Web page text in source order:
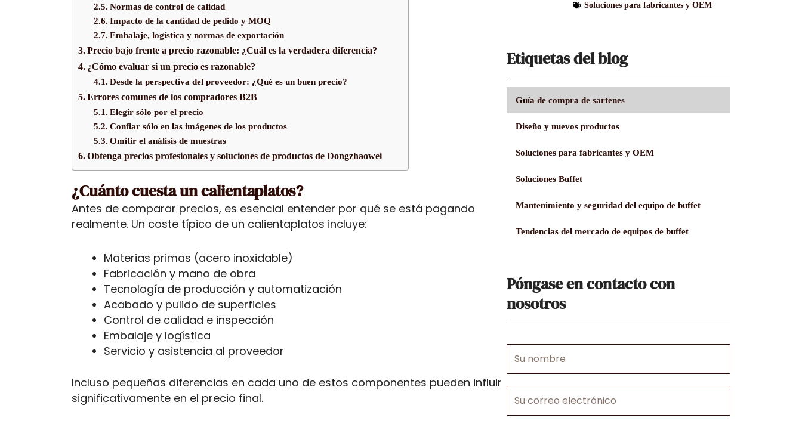
Normas de control de calidad
Impacto de la cantidad de pedido y MOQ
Embalaje, logística y normas de exportación
Precio bajo frente a precio razonable: ¿Cuál es la verdadera diferencia?
¿Cómo evaluar si un precio es razonable?
Desde la perspectiva del proveedor: ¿Qué es un buen precio?
Errores comunes de los compradores B2B
Elegir sólo por el precio
Confiar sólo en las imágenes de los productos
Omitir el análisis de muestras
Obtenga precios profesionales y soluciones de productos de Dongzhaowei
¿Cuánto cuesta un calientaplatos?
Antes de comparar precios, es esencial entender por qué se está pagando
realmente. Un coste típico de un calientaplatos incluye:
Materias primas (acero inoxidable)
Fabricación y mano de obra
Tecnología de producción y automatización
Acabado y pulido de superficies
Control de calidad e inspección
Embalaje y logística
Servicio y asistencia al proveedor
Incluso pequeñas diferencias en cada uno de estos componentes pueden influir
significativamente en el precio final.
Soluciones para fabricantes y OEM
Etiquetas del blog
Guía de compra de sartenes
Diseño y nuevos productos
Soluciones para fabricantes y OEM
Soluciones Buffet
Mantenimiento y seguridad del equipo de buffet
Tendencias del mercado de equipos de buffet
Póngase en contacto con
nosotros
nombre
correo